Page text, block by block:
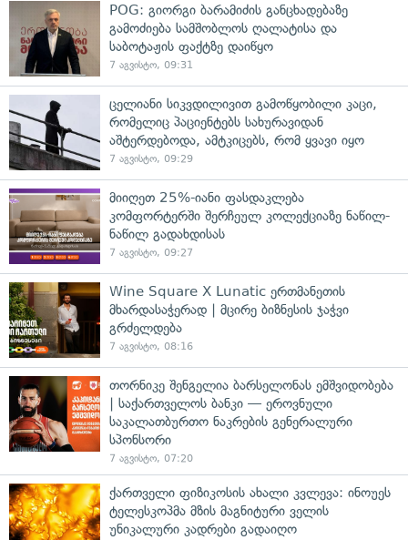
POG: გიორგი ბარამიძის განცხადებაზე
გამოძიება სამშობლოს ღალატისა და
საბოტაჟის ფაქტზე დაიწყო
7 აგვისტო, 09:31
ცელიანი სიკვდილივით გამოწყობილი კაცი,
რომელიც პაციენტებს სახურავიდან
აშტერდებოდა, ამტკიცებს, რომ ყვავი იყო
7 აგვისტო, 09:29
მიიღეთ 25%-იანი ფასდაკლება
კომფორტერში შერჩეულ კოლექციაზე ნაწილ-
ნაწილ გადახდისას
7 აგვისტო, 09:27
Wine Square X Lunatic ერთმანეთის
მხარდასაჭერად | მცირე ბიზნესის ჯაჭვი
გრძელდება
7 აგვისტო, 08:16
თორნიკე შენგელია ბარსელონას ემშვიდობება
| საქართველოს ბანკი — ეროვნული
საკალათბურთო ნაკრების გენერალური
სპონსორი
7 აგვისტო, 07:20
ქართველი ფიზიკოსის ახალი კვლევა: ინოუეს
ტელესკოპმა მზის მაგნიტური ველის
უნიკალური კადრები გადაიღო